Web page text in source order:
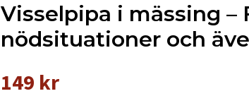
Visselpipa i mässing –
nödsituationer och
149 kr